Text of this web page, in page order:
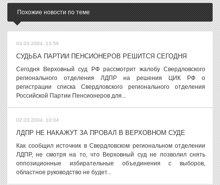
Похожие новости по теме
03.03.2004, 13:56
СУДЬБА ПАРТИИ ПЕНСИОНЕРОВ РЕШИТСЯ СЕГОДНЯ
Сегодня Верховный суд РФ рассмотрит жалобу Свердловского
регионального отделения ЛДПР на решения ЦИК РФ о
регистрации списка Свердловского регионального отделения
Российской Партии Пенсионеров для...
02.03.2004, 10:04
ЛДПР НЕ НАКАЖУТ ЗА ПРОВАЛ В ВЕРХОВНОМ СУДЕ
Как сообщил источник в Свердловском региональном отделении
ЛДПР, не смотря на то, что Верховный суд не позволил снять
оппозиционные избирательные объединения с выборов,
областное руководство не будет...